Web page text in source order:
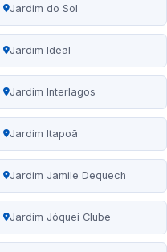
Jardim do Sol
Jardim Ideal
Jardim Interlagos
Jardim Itapoã
Jardim Jamile Dequech
Jardim Jóquei Clube